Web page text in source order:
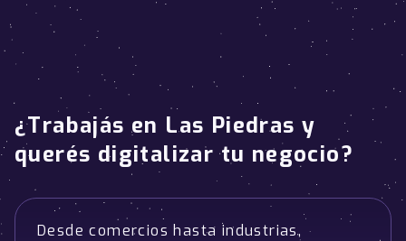
¿Trabajás en Las Piedras y
querés digitalizar tu negocio?
Desde comercios hasta industrias,